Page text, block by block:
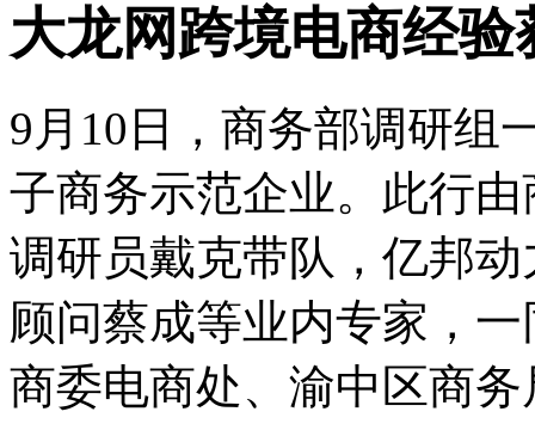
大龙网跨境电商经
9月10日，商务部调研组
子商务示范企业。此行
调研员戴克带队，亿邦
顾问蔡成等业内专家，
商委电商处、渝中区商